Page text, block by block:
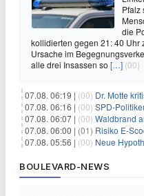
Pfalz
die
kollidierten gegen 21: 40 Uhr
Ursache im
alle drei Insassen so […] (00)
07.08. 06:19 | (00) Dr. Motte
07.08. 06:16 | (00) SPD-
07.08. 06:07 | (00) Waldbrand
07.08. 06:00 | (01) Risiko E-
07.08. 05:56 | (00) Neue
BOULEVARD-NEWS